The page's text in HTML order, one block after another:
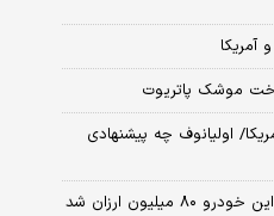
آمریکا
موشک پاتریوت
اولیانوف چه پیشنهادی
ارزان شد